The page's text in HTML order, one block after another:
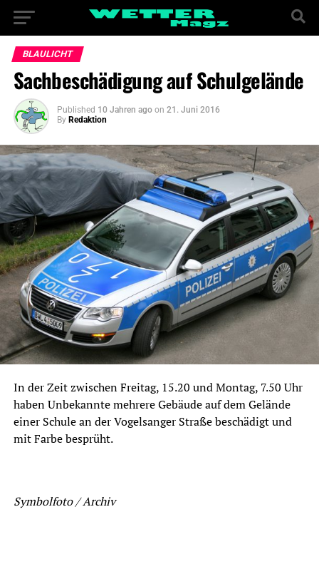
BLAULICHT
Sachbeschädigung auf Schulgelände
Published 10 Jahren ago on 21. Juni 2016
By Redaktion
In der Zeit zwischen Freitag, 15.20 und Montag, 7.50 Uhr
haben Unbekannte mehrere Gebäude auf dem Gelände
einer Schule an der Vogelsanger Straße beschädigt und
mit Farbe besprüht.
Symbolfoto / Archiv